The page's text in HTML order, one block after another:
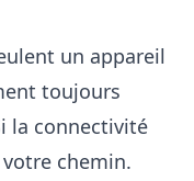
un appareil
toujours
la connectivité
chemin.